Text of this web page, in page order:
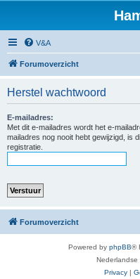
V&A
Forumoverzicht
Herstel wachtwoord
E-mailadres:
Met dit e-mailadres wordt het e-
mailadres nog nooit hebt gewijzigd, is
registratie.
Forumoverzicht
Powered by phpBB®
Privacy |